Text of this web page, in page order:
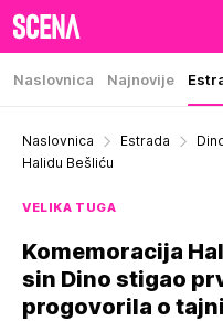
Naslovnica Najnovije
Naslovnica Estrada
Halidu Bešliću
VELIKA TUGA
Komemoracija
sin Dino stigao
progovorila o